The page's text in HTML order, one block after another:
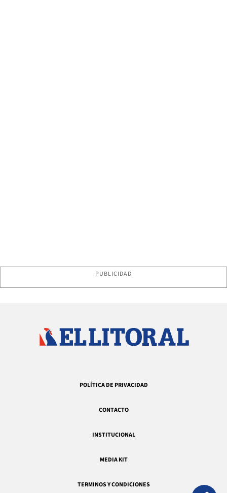
PUBLICIDAD
POLÍTICA DE PRIVACIDAD
CONTACTO
INSTITUCIONAL
MEDIA KIT
TERMINOS Y CONDICIONES